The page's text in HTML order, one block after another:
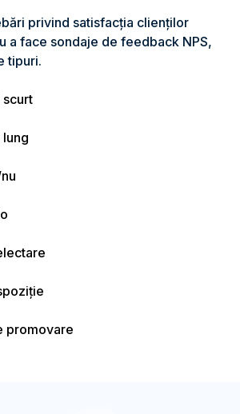
privind satisfacția clienților
a face sondaje de feedback NPS,
tipuri.
scurt
lung
promovare